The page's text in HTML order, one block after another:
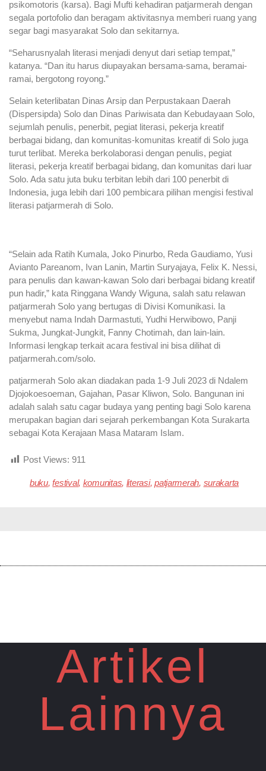
psikomotoris (karsa). Bagi Mufti kehadiran patjarmerah dengan
segala portofolio dan beragam aktivitasnya memberi ruang yang
segar bagi masyarakat Solo dan sekitarnya.
“Seharusnyalah literasi menjadi denyut dari setiap tempat,”
katanya. “Dan itu harus diupayakan bersama-sama, beramai-
ramai, bergotong royong.”
Selain keterlibatan Dinas Arsip dan Perpustakaan Daerah
(Dispersipda) Solo dan Dinas Pariwisata dan Kebudayaan Solo,
sejumlah penulis, penerbit, pegiat literasi, pekerja kreatif
berbagai bidang, dan komunitas-komunitas kreatif di Solo juga
turut terlibat. Mereka berkolaborasi dengan penulis, pegiat
literasi, pekerja kreatif berbagai bidang, dan komunitas dari luar
Solo. Ada satu juta buku terbitan lebih dari 100 penerbit di
Indonesia, juga lebih dari 100 pembicara pilihan mengisi festival
literasi patjarmerah di Solo.
“Selain ada Ratih Kumala, Joko Pinurbo, Reda Gaudiamo, Yusi
Avianto Pareanom, Ivan Lanin, Martin Suryajaya, Felix K. Nessi,
para penulis dan kawan-kawan Solo dari berbagai bidang kreatif
pun hadir,” kata Ringgana Wandy Wiguna, salah satu relawan
patjarmerah Solo yang bertugas di Divisi Komunikasi. Ia
menyebut nama Indah Darmastuti, Yudhi Herwibowo, Panji
Sukma, Jungkat-Jungkit, Fanny Chotimah, dan lain-lain.
Informasi lengkap terkait acara festival ini bisa dilihat di
patjarmerah.com/solo.
patjarmerah Solo akan diadakan pada 1-9 Juli 2023 di Ndalem
Djojokoesoeman, Gajahan, Pasar Kliwon, Solo. Bangunan ini
adalah salah satu cagar budaya yang penting bagi Solo karena
merupakan bagian dari sejarah perkembangan Kota Surakarta
sebagai Kota Kerajaan Masa Mataram Islam.
Post Views: 911
buku,festival, komunitas, literasi,patjarmerah, surakarta
Artikel
Lainnya